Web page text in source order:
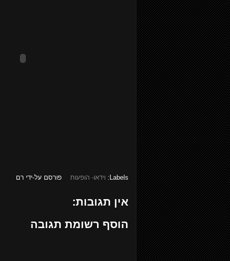
Labels: וידאו- הופעות פורסם על-ידי רם
אין תגובות:
הוסף רשומת תגובה